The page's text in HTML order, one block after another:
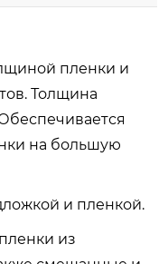
пленки и
Толщина
на большую
и пленкой.
из